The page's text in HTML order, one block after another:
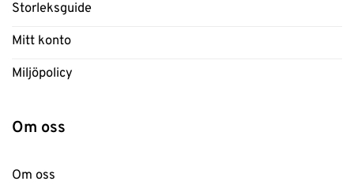
Storleksguide
Mitt konto
Miljöpolicy
Om oss
Om oss